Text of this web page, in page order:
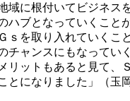
域に根付いてビジネス
ハブとなっていくこと
ｓを取り入れていくこ
チャンスにもなってい
リットもあると見て、
とになりました」（玉岡